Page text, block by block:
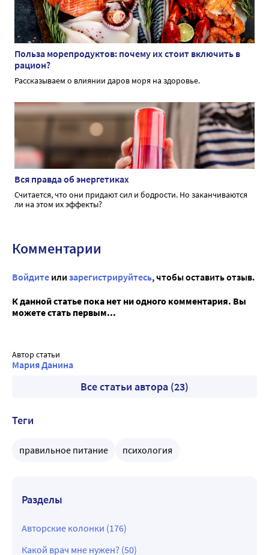
Польза морепродуктов: почему их стоит включить в
рацион?
Рассказываем о влиянии даров моря на здоровье.
Вся правда об энергетиках
Считается, что они придают сил и бодрости. Но заканчиваются
ли на этом их эффекты?
Комментарии
Войдите или зарегистрируйтесь, чтобы оставить отзыв.
К данной статье пока нет ни одного комментария. Вы
можете стать первым...
Автор статьи
Мария Данина
Все статьи автора (23)
Теги
правильное питание психология
Разделы
Авторские колонки (176)
Какой врач мне нужен? (50)